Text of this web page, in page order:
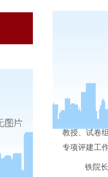
2007
教授、试卷
专项评建工
铁院长